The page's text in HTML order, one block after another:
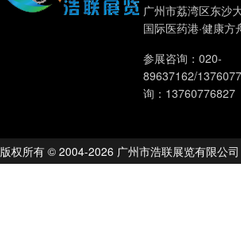
广州市荔湾区东沙
国际医药港·健康方
参展咨询：020-
89637162/
询：13760776827
版权所有 © 2004-2026 广州市浩联展览有限公